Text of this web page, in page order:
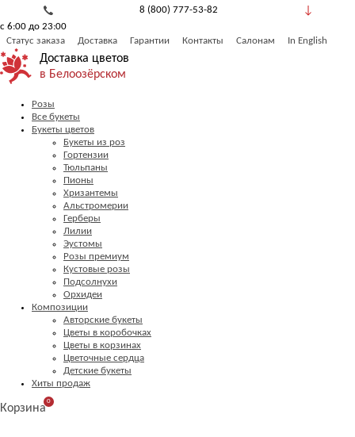
8 (800) 777-53-82
с 6:00 до 23:00
Статус заказа
Доставка Гарантии Контакты Салонам In English
Доставка цветов
в Белоозёрском
Розы
Все букеты
Букеты цветов
Букеты из роз
Гортензии
Тюльпаны
Пионы
Хризантемы
Альстромерии
Герберы
Лилии
Эустомы
Розы премиум
Кустовые розы
Подсолнухи
Орхидеи
Композиции
Авторские букеты
Цветы в коробочках
Цветы в корзинах
Цветочные сердца
Детские букеты
Хиты продаж
Корзина
0